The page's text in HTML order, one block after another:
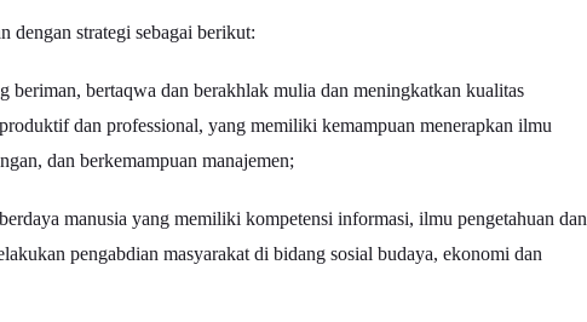
strategi sebagai berikut:
beriman, bertaqwa dan berakhlak mulia dan meningkatkan kualitas
dan professional, yang memiliki kemampuan menerapkan ilmu
dan berkemampuan manajemen;
manusia yang memiliki kompetensi informasi, ilmu pengetahuan dan
pengabdian masyarakat di bidang sosial budaya, ekonomi dan